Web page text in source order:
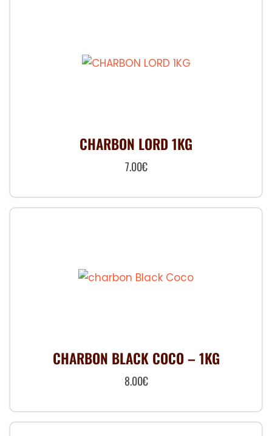
CHARBON LORD 1KG
7.00€
CHARBON BLACK COCO – 1KG
8.00€